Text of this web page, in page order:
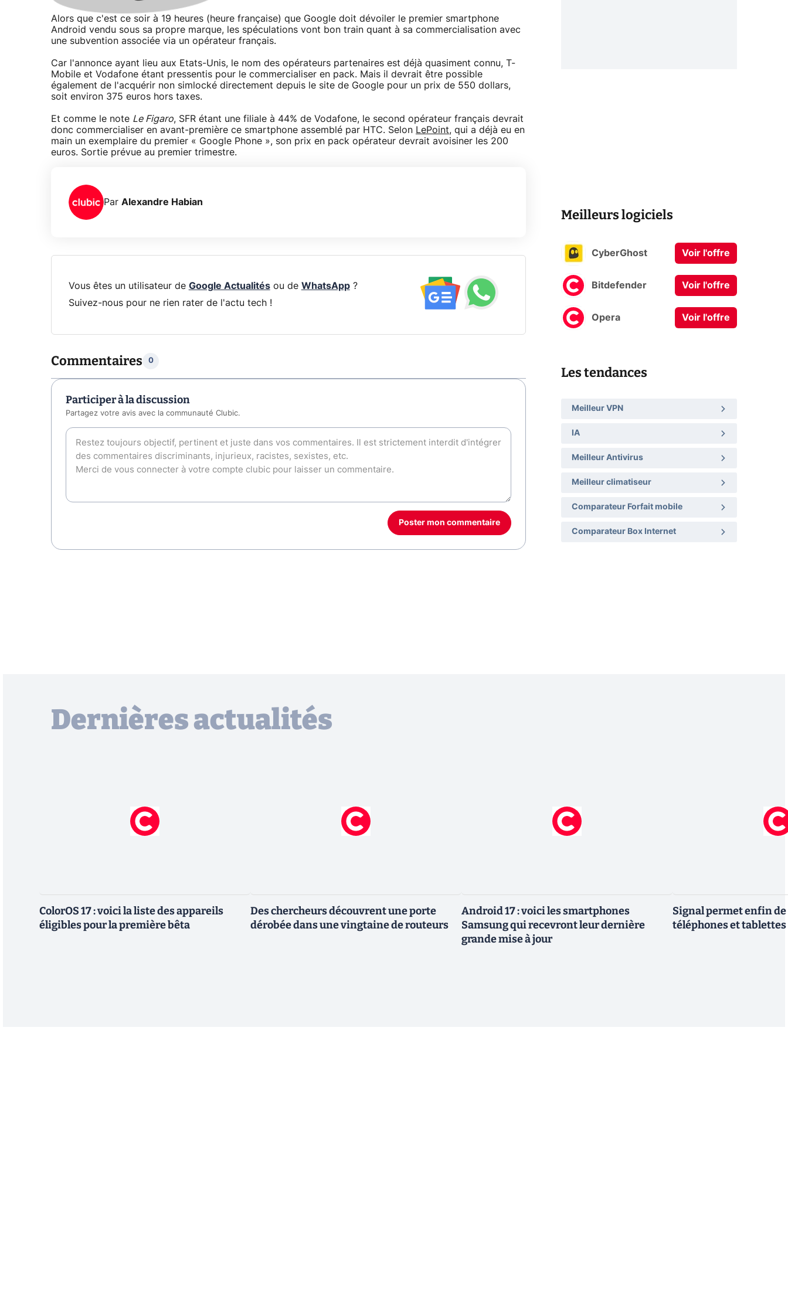
Alors que c'est ce soir à 19 heures (heure française) que Google doit dévoiler le premier smartphone
Android vendu sous sa propre marque, les spéculations vont bon train quant à sa commercialisation avec
une subvention associée via un opérateur français.
Car l'annonce ayant lieu aux Etats-Unis, le nom des opérateurs partenaires est déjà quasiment connu, T-
Mobile et Vodafone étant pressentis pour le commercialiser en pack. Mais il devrait être possible
également de l'acquérir non simlocké directement depuis le site de Google pour un prix de 550 dollars,
soit environ 375 euros hors taxes.
Et comme le note Le Figaro, SFR étant une filiale à 44% de Vodafone, le second opérateur français devrait
donc commercialiser en avant-première ce smartphone assemblé par HTC. Selon LePoint, qui a déjà eu en
main un exemplaire du premier « Google Phone », son prix en pack opérateur devrait avoisiner les 200
euros. Sortie prévue au premier trimestre.
Par Alexandre Habian
Vous êtes un utilisateur de Google Actualitésou de WhatsApp?
Suivez-nous pour ne rien rater de l'actu tech !
Commentaires 0
Participer à la discussion
Partagez votre avis avec la communauté Clubic.
Poster mon commentaire
Meilleurs logiciels
CyberGhost Voir l'offre
Bitdefender Voir l'offre
Opera Voir l'offre
Les tendances
Meilleur VPN
IA
Meilleur Antivirus
Meilleur climatiseur
Comparateur Forfait mobile
Comparateur Box Internet
Dernières actualités
ColorOS 17 : voici la liste des appareils
éligibles pour la première bêta
Des chercheurs découvrent une porte
dérobée dans une vingtaine de routeurs
Android 17 : voici les smartphones
Samsung qui recevront leur dernière
grande mise à jour
Signal permet enfin
téléphones et tablettes